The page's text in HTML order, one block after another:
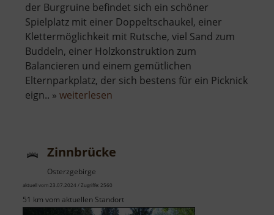
der Burgruine befindet sich ein schöner
Spielplatz mit einer Doppeltschaukel, einer
Klettermöglichkeit mit Rutsche, viel Sand zum
Buddeln, einer Holzkonstruktion zum
Balancieren und einem gemütlichen
Elternparkplatz, der sich bestens für ein Picknick
eign.. » weiterlesen
Frauenstein
Zinnbrücke
Osterzgebirge
aktuell vom 23.07.2024 / Zugriffe: 2560
51 km vom aktuellen Standort